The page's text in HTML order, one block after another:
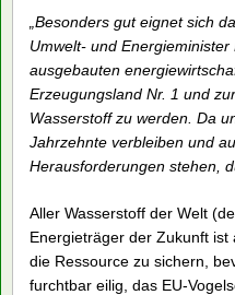
„Besonders gut eignet sich
Umwelt- und
ausgebauten
Erzeugungsland Nr. 1 und
Wasserstoff zu werden. Da
Jahrzehnte verbleiben und
Herausforderungen stehen,
Aller Wasserstoff der Welt
Energieträger der Zukunft
die Ressource zu sichern,
furchtbar eilig, das EU-